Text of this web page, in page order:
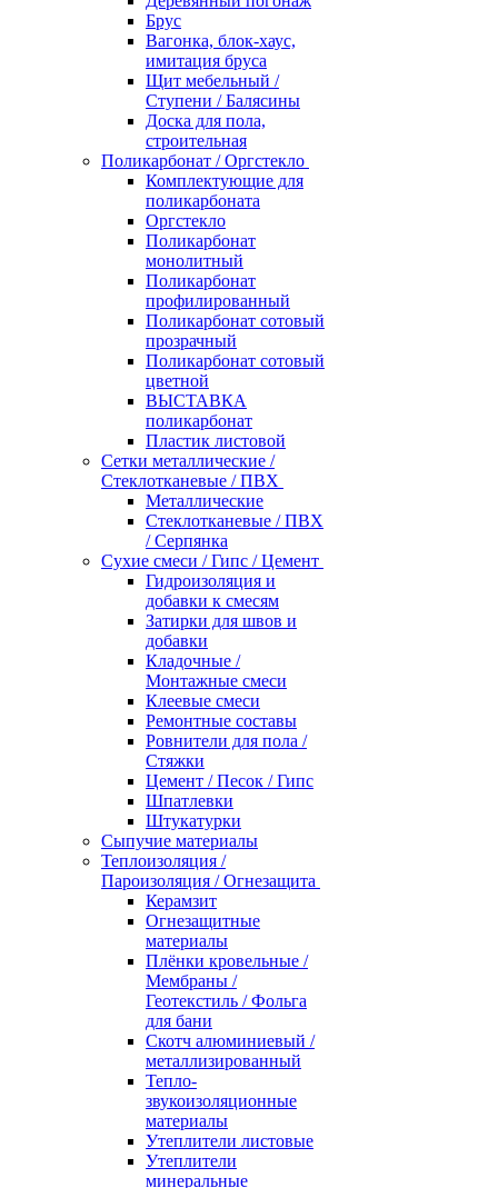
Брус
Вагонка, блок-хаус,
имитация бруса
Щит мебельный /
Ступени / Балясины
Доска для пола,
строительная
Поликарбонат / Оргстекло
Комплектующие для
поликарбоната
Оргстекло
Поликарбонат
монолитный
Поликарбонат
профилированный
Поликарбонат сотовый
прозрачный
Поликарбонат сотовый
цветной
ВЫСТАВКА
поликарбонат
Пластик листовой
Сетки металлические /
Стеклотканевые / ПВХ
Металлические
Стеклотканевые / ПВХ
/ Серпянка
Сухие смеси / Гипс / Цемент
Гидроизоляция и
добавки к смесям
Затирки для швов и
добавки
Кладочные /
Монтажные смеси
Клеевые смеси
Ремонтные составы
Ровнители для пола /
Стяжки
Цемент / Песок / Гипс
Шпатлевки
Штукатурки
Сыпучие материалы
Теплоизоляция /
Пароизоляция / Огнезащита
Керамзит
Огнезащитные
материалы
Плёнки кровельные /
Мембраны /
Геотекстиль / Фольга
для бани
Скотч алюминиевый /
металлизированный
Тепло-
звукоизоляционные
материалы
Утеплители листовые
Утеплители
минеральные